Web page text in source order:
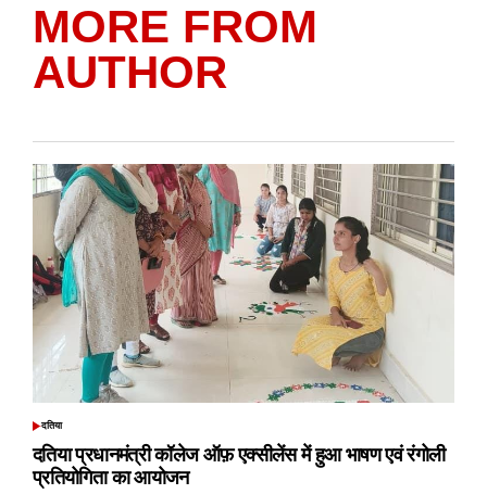
MORE FROM
AUTHOR
POSTED
दतिया
दतिया प्रधानमंत्री कॉलेज ऑफ़ एक्सीलेंस में हुआ भाषण एवं रंगोली
प्रतियोगिता का आयोजन